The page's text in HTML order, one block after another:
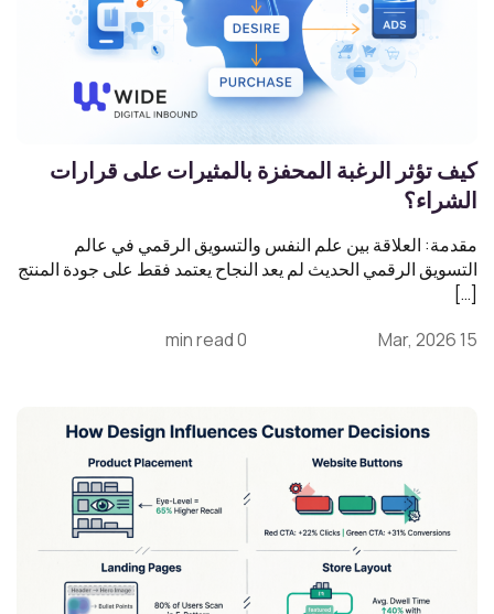
كيف تؤثر الرغبة المحفزة بالمثيرات على قرارات
الشراء؟
مقدمة: العلاقة بين علم النفس والتسويق الرقمي في عالم
التسويق الرقمي الحديث لم يعد النجاح يعتمد فقط على جودة المنتج
[…]
15 Mar, 2026
0 min read